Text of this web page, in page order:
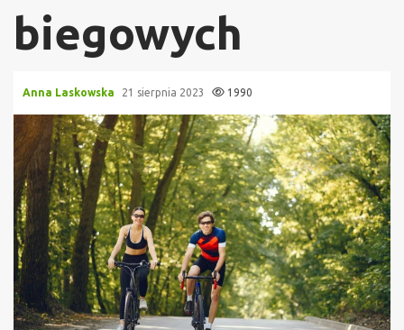
biegowych
Anna Laskowska 21 sierpnia 2023 1990